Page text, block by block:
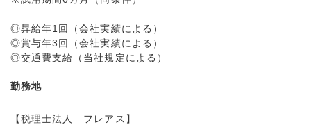
◎昇給年1回（会社実績による）
◎賞与年3回（会社実績による）
◎交通費支給（当社規定による）
勤務地
【税理士法人 フレアス】